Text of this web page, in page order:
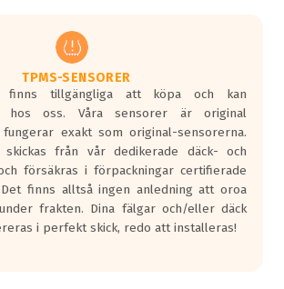
introduceras år 2016.
svarta vågor är redan
2016 nya regelverk.
svart våg kommer vara
tystare än det
gälla 2016.
TPMS-SENSORER
finns tillgängliga att köpa och kan
hos oss. Våra sensorer är original
exakt som original-sensorerna.
skickas från vår dedikerade däck- och
försäkras i förpackningar certifierade
finns alltså ingen anledning att oroa
frakten. Dina fälgar och/eller däck
i perfekt skick, redo att installeras!